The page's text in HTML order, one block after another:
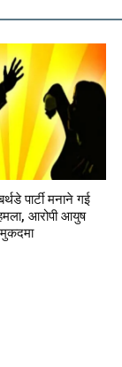
पार्टी मनाने गई
आरोपी आयुष